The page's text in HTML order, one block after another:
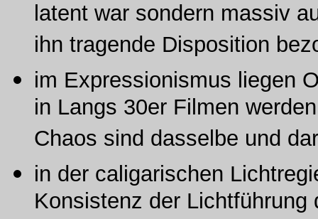
latent war sondern massiv
ihn tragende Disposition
im Expressionismus liegen
in Langs 30er Filmen
Chaos sind dasselbe und
in der caligarischen
Konsistenz der